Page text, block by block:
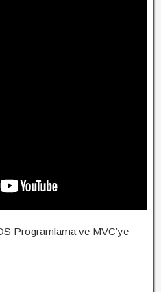
Programlama ve MVC’ye